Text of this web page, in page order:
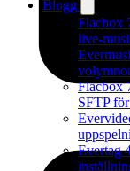
Blogg
Flacbox
live-
Flacbox
SFTP
Evertag